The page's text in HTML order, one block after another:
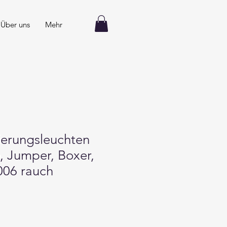
Über uns Mehr
Jumper, Boxer,
rauch